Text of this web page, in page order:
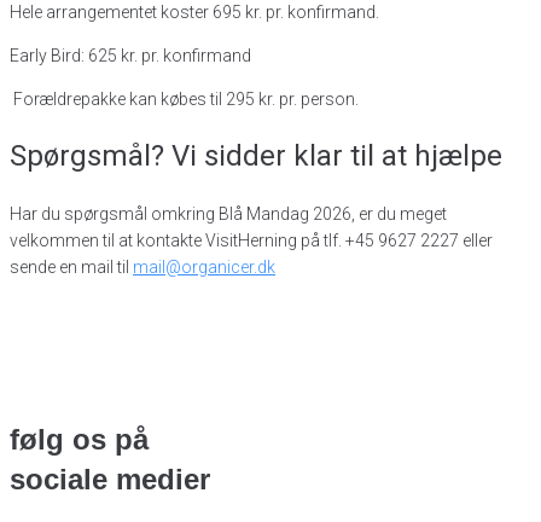
Hele arrangementet koster 695 kr. pr. konfirmand.
Early Bird: 625 kr. pr. konfirmand
Forældrepakke kan købes til 295 kr. pr. person.
Spørgsmål? Vi sidder klar til at hjælpe
Har du spørgsmål omkring Blå Mandag 2026, er du meget
velkommen til at kontakte VisitHerning på tlf. +45 9627 2227 eller
sende en mail til mail@organicer.dk
følg os på
sociale medier